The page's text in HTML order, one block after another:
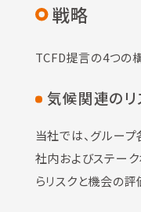
戦略
TCFD提言の4つの
気候関連の
当社では、グルー
社内およびステー
らリスクと機会の